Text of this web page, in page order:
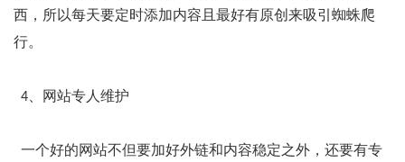
西，所以每天要定时添加内容且最好有原创来吸引蜘蛛爬
行。
4、网站专人维护
一个好的网站不但要加好外链和内容稳定之外，还要有专